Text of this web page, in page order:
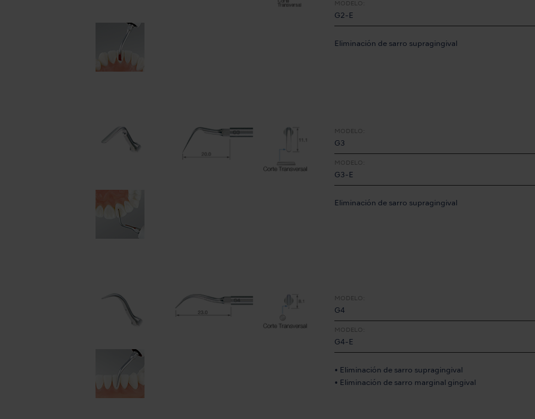
MODELO:
G2-E
Eliminación de sarro supragingival
MODELO:
G3
MODELO:
G3-E
Eliminación de sarro supragingival
MODELO:
G4
MODELO:
G4-E
• Eliminación de sarro supragingival
• Eliminación de sarro marginal gingival